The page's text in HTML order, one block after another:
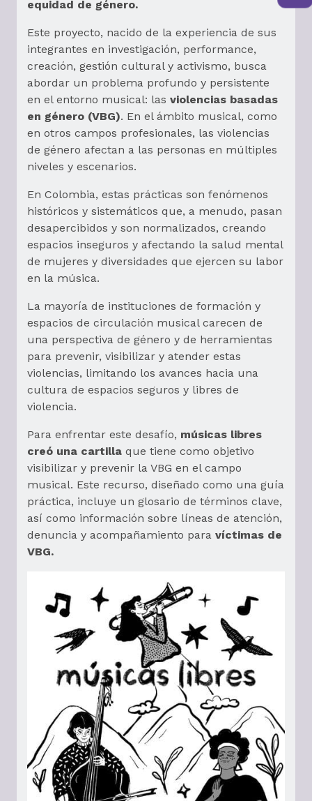
equidad de género.
Este proyecto, nacido de la experiencia de sus
integrantes en investigación, performance,
creación, gestión cultural y activismo, busca
abordar un problema profundo y persistente
en el entorno musical: las violencias basadas
en género (VBG). En el ámbito musical, como
en otros campos profesionales, las violencias
de género afectan a las personas en múltiples
niveles y escenarios.
En Colombia, estas prácticas son fenómenos
históricos y sistemáticos que, a menudo, pasan
desapercibidos y son normalizados, creando
espacios inseguros y afectando la salud mental
de mujeres y diversidades que ejercen su labor
en la música.
La mayoría de instituciones de formación y
espacios de circulación musical carecen de
una perspectiva de género y de herramientas
para prevenir, visibilizar y atender estas
violencias, limitando los avances hacia una
cultura de espacios seguros y libres de
violencia.
Para enfrentar este desafío, músicas libres
creó una cartilla que tiene como objetivo
visibilizar y prevenir la VBG en el campo
musical. Este recurso, diseñado como una guía
práctica, incluye un glosario de términos clave,
así como información sobre líneas de atención,
denuncia y acompañamiento para víctimas de
VBG.